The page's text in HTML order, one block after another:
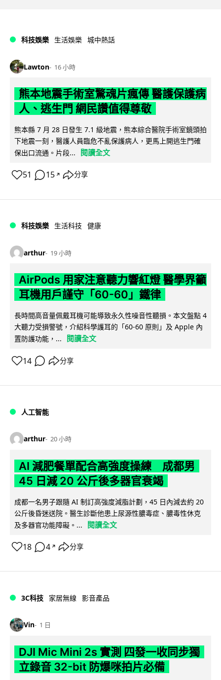
科技娛樂 生活娛樂 城中熱話
Lawton 16 小時
熊本地震手術室驚魂片瘋傳 醫護保護病
人、逃生門 網民讚值得尊敬
熊本縣 7 月 28 日發生 7.1 級地震，熊本綜合醫院手術室鏡頭拍
下地震一刻，醫護人員臨危不亂保護病人，更馬上開逃生門確
保出口流通。片段...
閱讀全文
51 15 ↗ 分享
科技娛樂 生活科技 健康
arthur 19 小時
AirPods 用家注意聽力響紅燈 醫學界籲
耳機用戶謹守「60-60」鐵律
長時間高音量佩戴耳機可能導致永久性噪音性聽損。本文盤點 4
大聽力受損警號，介紹科學護耳的「60-60 原則」及 Apple 內
置防護功能，...
閱讀全文
14 分享
人工智能
arthur 20 小時
AI 減肥餐單配合高強度操練 成都男
45 日減 20 公斤後多器官衰竭
成都一名男子跟隨 AI 制訂高強度減脂計劃，45 日內減去約 20
公斤後昏迷送院。醫生診斷他患上尿源性膿毒症、膿毒性休克
及多器官功能障礙。...
閱讀全文
18 4 ↗ 分享
3C科技 家居無線 影音產品
Vin 1 日
DJI Mic Mini 2s 實測 四發一收同步獨
立錄音 32-bit 防爆咪拍片必備